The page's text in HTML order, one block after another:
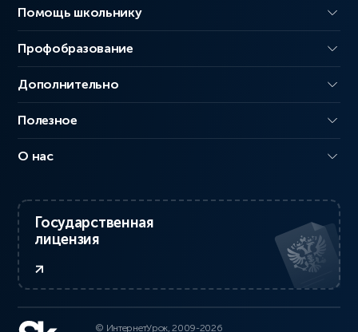
Помощь школьнику
Профобразование
Дополнительно
Полезное
О нас
Государственная
лицензия
© ИнтернетУрок, 2009-2026